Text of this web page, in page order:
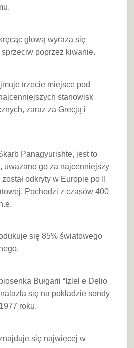
głową wyraża się
sprzeciw poprzez kiwanie.
trzecie miejsce pod
stanowisk
zaraz za Grecją i
Panagyurishte, jest to
uważano go za najcenniejszy
odkryty w Europie po II
Pochodzi z czasów 400
się 85% światowego
Bułgarii “Izlel e Delio
się na pokładzie sondy
roku.
się najwięcej w